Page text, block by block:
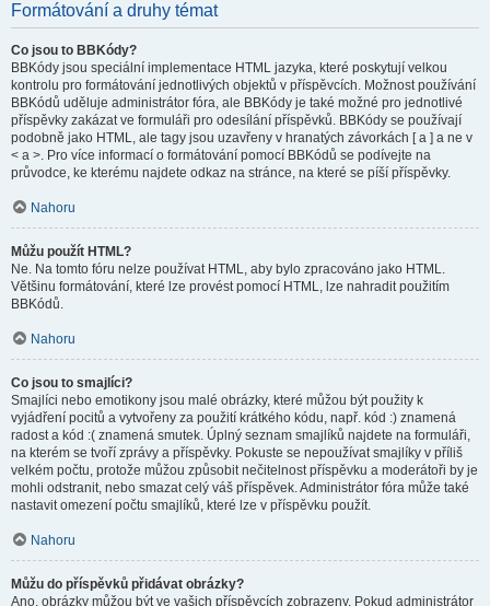
Formátování a druhy témat
Co jsou to BBKódy?
BBKódy jsou speciální implementace HTML jazyka, které poskytují velkou
kontrolu pro formátování jednotlivých objektů v příspěvcích. Možnost používání
BBKódů uděluje administrátor fóra, ale BBKódy je také možné pro jednotlivé
příspěvky zakázat ve formuláři pro odesílání příspěvků. BBKódy se používají
podobně jako HTML, ale tagy jsou uzavřeny v hranatých závorkách [ a ] a ne v
< a >. Pro více informací o formátování pomocí BBKódů se podívejte na
průvodce, ke kterému najdete odkaz na stránce, na které se píší příspěvky.
Nahoru
Můžu použít HTML?
Ne. Na tomto fóru nelze používat HTML, aby bylo zpracováno jako HTML.
Většinu formátování, které lze provést pomocí HTML, lze nahradit použitím
BBKódů.
Nahoru
Co jsou to smajlíci?
Smajlíci nebo emotikony jsou malé obrázky, které můžou být použity k
vyjádření pocitů a vytvořeny za použití krátkého kódu, např. kód :) znamená
radost a kód :( znamená smutek. Úplný seznam smajlíků najdete na formuláři,
na kterém se tvoří zprávy a příspěvky. Pokuste se nepoužívat smajlíky v příliš
velkém počtu, protože můžou způsobit nečitelnost příspěvku a moderátoři by je
mohli odstranit, nebo smazat celý váš příspěvek. Administrátor fóra může také
nastavit omezení počtu smajlíků, které lze v příspěvku použít.
Nahoru
Můžu do příspěvků přidávat obrázky?
Ano, obrázky můžou být ve vašich příspěvcích zobrazeny. Pokud administrátor